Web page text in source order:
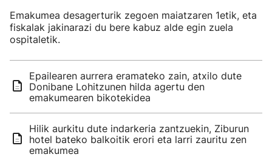
Emakumea desagerturik zegoen maiatzaren 1etik, eta
fiskalak jakinarazi du bere kabuz alde egin zuela
ospitaletik.
Epailearen aurrera eramateko zain, atxilo dute
Donibane Lohitzunen hilda agertu den
emakumearen bikotekidea
Hilik aurkitu dute indarkeria zantzuekin, Ziburun
hotel bateko balkoitik erori eta larri zauritu zen
emakumea